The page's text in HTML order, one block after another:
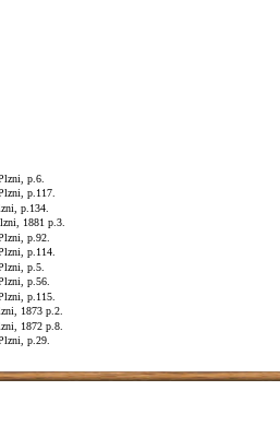
p.6.
p.117.
p.134.
1881 p.3.
p.92.
p.114.
p.5.
p.56.
p.115.
1873 p.2.
1872 p.8.
p.29.